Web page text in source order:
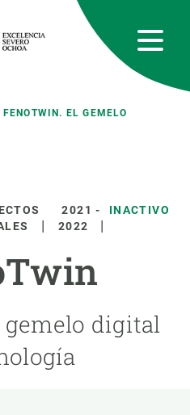
FENOTWIN. EL GEMELO
2021 -
2022
INACTIVO
digital